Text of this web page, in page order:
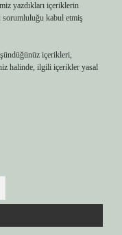
yazdıkları içeriklerin
sorumluluğu kabul etmiş
içerikleri,
halinde, ilgili içerikler yasal